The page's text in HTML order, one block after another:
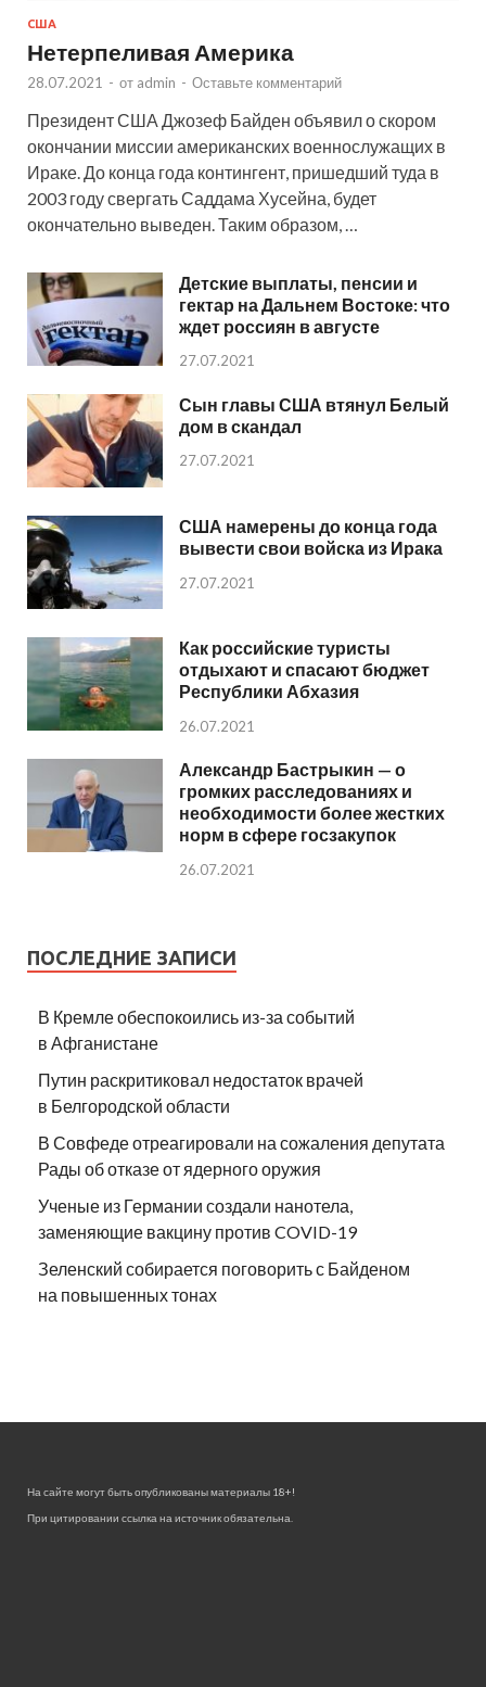
США
Нетерпеливая Америка
28.07.2021 - от admin - Оставьте комментарий
Президент США Джозеф Байден объявил о скором
окончании миссии американских военнослужащих в
Ираке. До конца года контингент, пришедший туда в
2003 году свергать Саддама Хусейна, будет
окончательно выведен. Таким образом, …
Детские выплаты, пенсии и
гектар на Дальнем Востоке: что
ждет россиян в августе
27.07.2021
Сын главы США втянул Белый
дом в скандал
27.07.2021
США намерены до конца года
вывести свои войска из Ирака
27.07.2021
Как российские туристы
отдыхают и спасают бюджет
Республики Абхазия
26.07.2021
Александр Бастрыкин — о
громких расследованиях и
необходимости более жестких
норм в сфере госзакупок
26.07.2021
ПОСЛЕДНИЕ ЗАПИСИ
В Кремле обеспокоились из-за событий
в Афганистане
Путин раскритиковал недостаток врачей
в Белгородской области
В Совфеде отреагировали на сожаления депутата
Рады об отказе от ядерного оружия
Ученые из Германии создали нанотела,
заменяющие вакцину против COVID-19
Зеленский собирается поговорить с Байденом
на повышенных тонах
На сайте могут быть опубликованы материалы 18+!
При цитировании ссылка на источник обязательна.